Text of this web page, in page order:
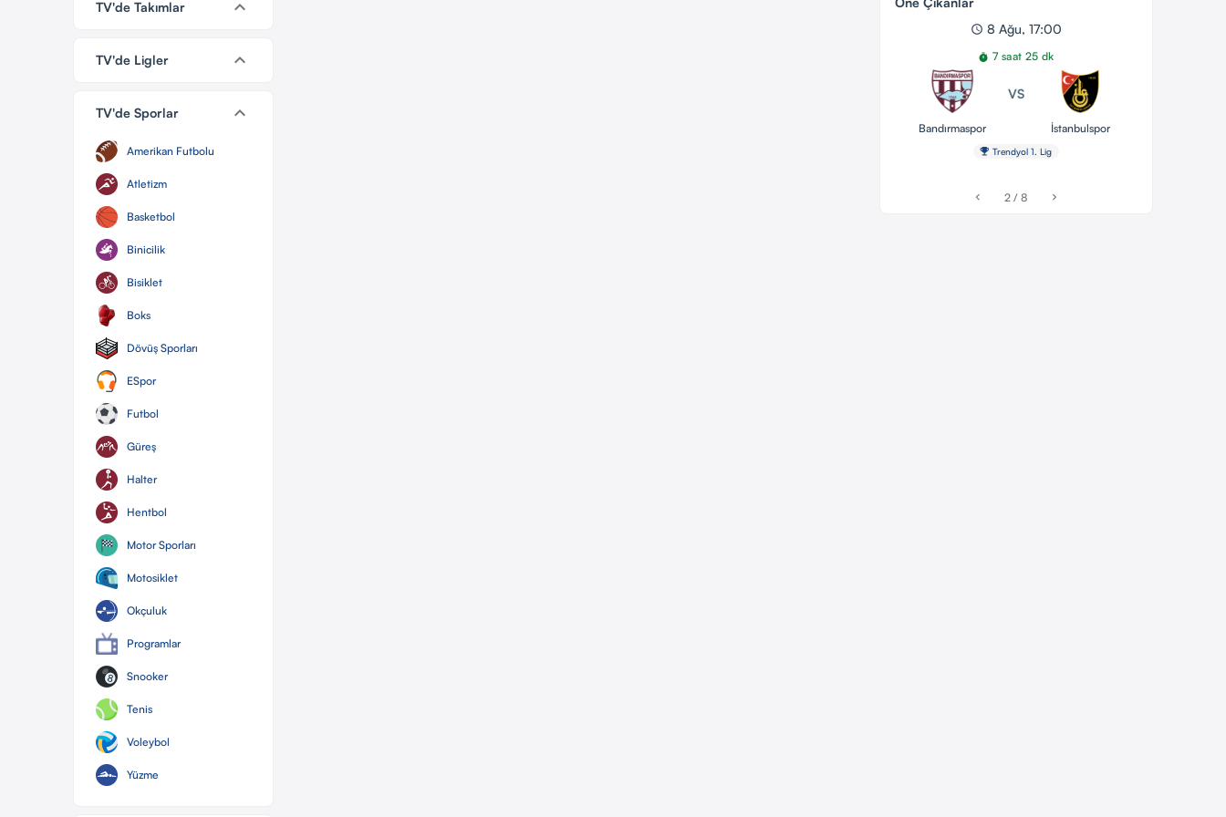
TV'de Takımlar keyboard_arrow_down
TV'de Ligler keyboard_arrow_down
TV'de Sporlar keyboard_arrow_down
Amerikan Futbolu
Atletizm
Basketbol
Binicilik
Bisiklet
Boks
Dövüş Sporları
ESpor
Futbol
Güreş
Halter
Hentbol
Motor Sporları
Motosiklet
Okçuluk
Programlar
Snooker
Tenis
Voleybol
Yüzme
schedule 8 Ağu, 17:00
timer 7 saat 25 dk
Bandırmaspor
VS
İstanbulspor
emoji_events Trendyol 1. Lig
chevron_left 2 / 8 chevron_right